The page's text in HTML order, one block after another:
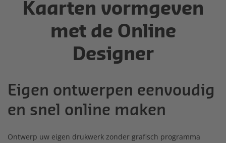
Kaarten vormgeven
met de Online
Designer
Eigen ontwerpen eenvoudig
en snel online maken
Ontwerp uw eigen drukwerk zonder grafisch programma